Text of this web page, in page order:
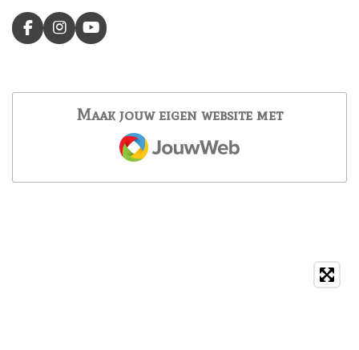
F
a
b
I
n
a
Y
o
u
b
e
Maak jouw eigen website met
JouwWeb